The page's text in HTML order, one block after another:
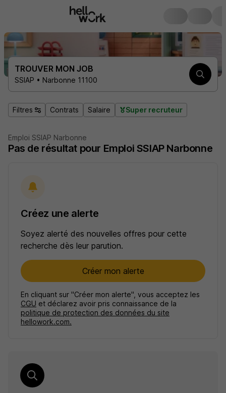
TROUVER MON JOB
SSIAP • Narbonne 11100
Filtres Contrats Salaire Super recruteur
Emploi SSIAP Narbonne
Pas de résultat pour Emploi SSIAP Narbonne
Créez une alerte
Soyez alerté des nouvelles offres pour cette
recherche dès leur parution.
Créer mon alerte
En cliquant sur "Créer mon alerte", vous acceptez les
CGU et déclarez avoir pris connaissance de la
politique de protection des données du site
hellowork.com.